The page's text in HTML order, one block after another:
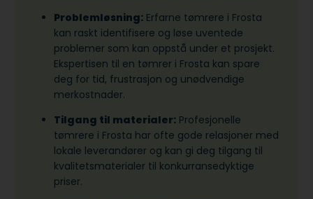
Problemløsning: Erfarne tømrere i Frosta
kan raskt identifisere og løse uventede
problemer som kan oppstå under et prosjekt.
Ekspertisen til en tømrer i Frosta kan spare
deg for tid, frustrasjon og unødvendige
merkostnader.
Tilgang til materialer: Profesjonelle
tømrere i Frosta har ofte gode relasjoner med
lokale leverandører og kan gi deg tilgang til
kvalitetsmaterialer til konkurransedyktige
priser.